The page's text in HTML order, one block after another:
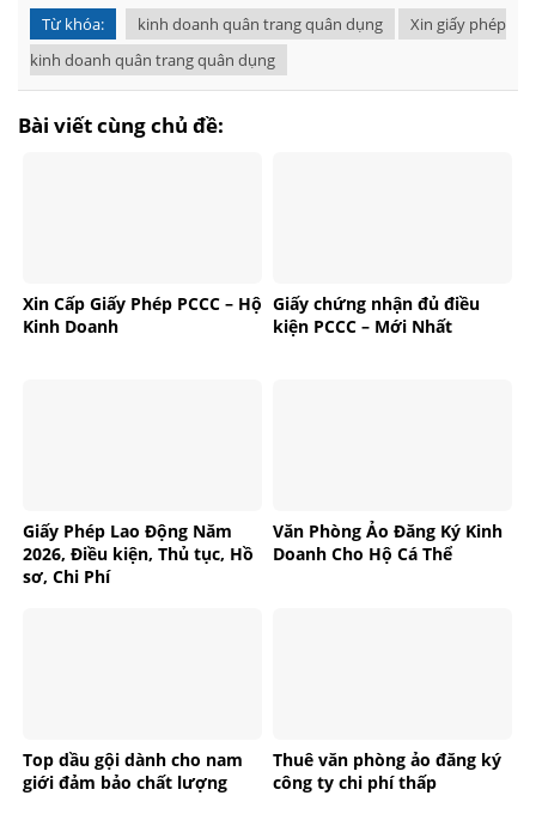
Từ khóa: kinh doanh quân trang quân dụng
Xin giấy phép
kinh doanh quân trang quân dụng
Bài viết cùng chủ đề:
Xin Cấp Giấy Phép PCCC – Hộ
Kinh Doanh
Giấy chứng nhận đủ điều
kiện PCCC – Mới Nhất
Giấy Phép Lao Động Năm
2026, Điều kiện, Thủ tục, Hồ
sơ, Chi Phí
Văn Phòng Ảo Đăng Ký Kinh
Doanh Cho Hộ Cá Thể
Top dầu gội dành cho nam
giới đảm bảo chất lượng
Thuê văn phòng ảo đăng ký
công ty chi phí thấp